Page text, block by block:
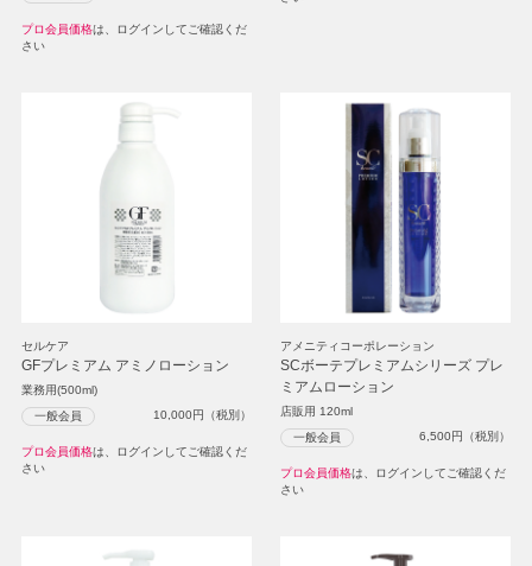
プロ会員価格は、ログインしてご確認くだ
さい
セルケア
GFプレミアム アミノローション
業務用(500ml)
一般会員 10,000円（税別）
プロ会員価格は、ログインしてご確認くだ
さい
アメニティコーポレーション
SCボーテプレミアムシリーズ プレ
ミアムローション
店販用 120ml
一般会員 6,500円（税別）
プロ会員価格は、ログインしてご確認くだ
さい